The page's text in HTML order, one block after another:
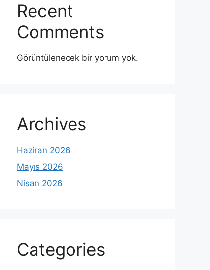
Recent
Comments
Görüntülenecek bir yorum yok.
Archives
Haziran 2026
Mayıs 2026
Nisan 2026
Categories